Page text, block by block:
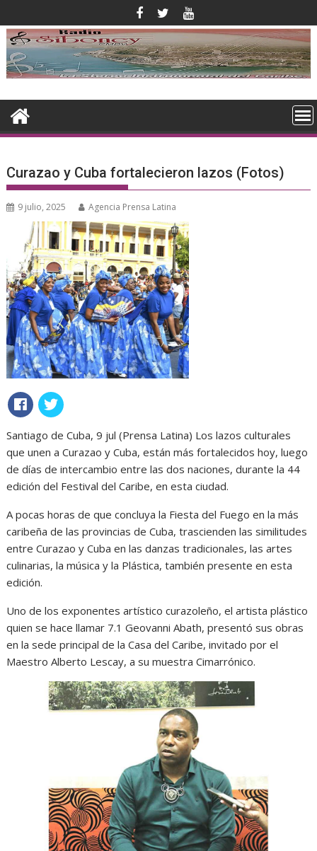
al
contenido
Curazao y Cuba fortalecieron lazos (Fotos)
9 julio, 2025 Agencia Prensa Latina
Santiago de Cuba, 9 jul (Prensa Latina) Los lazos culturales
que unen a Curazao y Cuba, están más fortalecidos hoy, luego
de días de intercambio entre las dos naciones, durante la 44
edición del Festival del Caribe, en esta ciudad.
A pocas horas de que concluya la Fiesta del Fuego en la más
caribeña de las provincias de Cuba, trascienden las similitudes
entre Curazao y Cuba en las danzas tradicionales, las artes
culinarias, la música y la Plástica, también presente en esta
edición.
Uno de los exponentes artístico curazoleño, el artista plástico
quien se hace llamar 7.1 Geovanni Abath, presentó sus obras
en la sede principal de la Casa del Caribe, invitado por el
Maestro Alberto Lescay, a su muestra Cimarrónico.